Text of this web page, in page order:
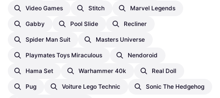
Video Games Stitch Marvel Legends
Gabby Pool Slide Recliner
Spider Man Suit Masters Universe
Playmates Toys Miraculous Nendoroid
Hama Set Warhammer 40k Real Doll
Pug Voiture Lego Technic Sonic The Hedgehog